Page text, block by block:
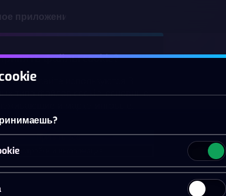
приложение
файлы cookie?
веб-сайте используются 3
типа файлов cookie: основные,
Принять всё
Настройки и информация